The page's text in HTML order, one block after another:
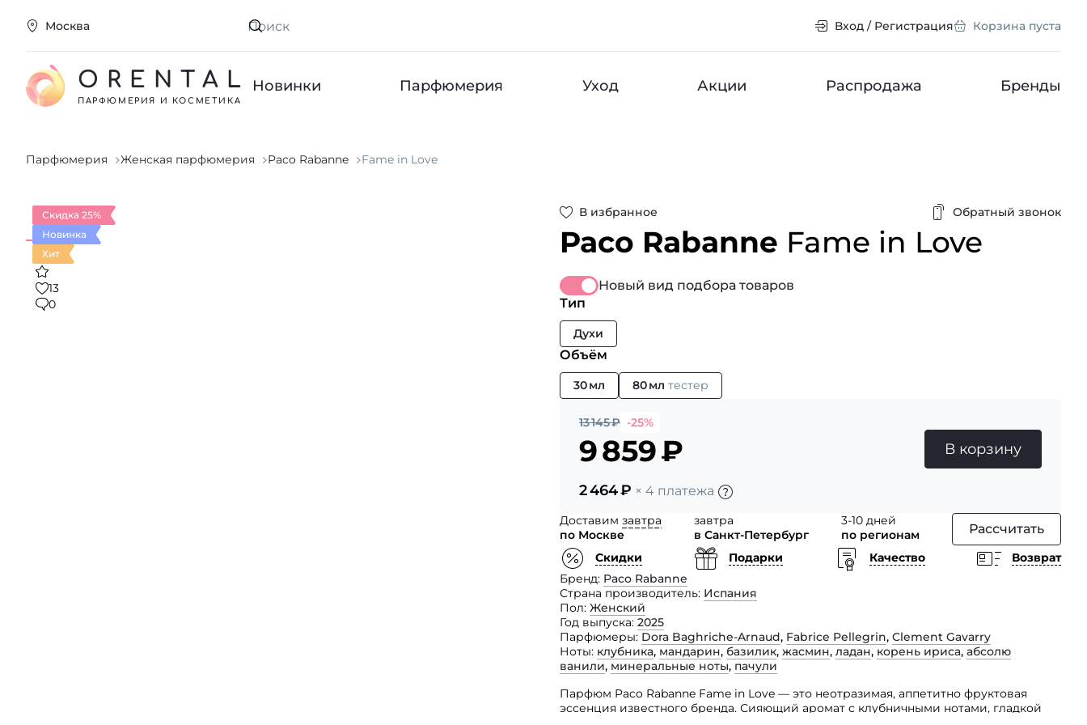
Москва Искать Вход / Регистрация Корзина пуста
ORENTAL
ПАРФЮМЕРИЯ И КОСМЕТИКА
Новинки Парфюмерия Уход Акции Распродажа Бренды
Парфюмерия Женская парфюмерия Paco Rabanne Fame in Love
В избранное Обратный звонок
Paco Rabanne Fame in Love
Скидка 25%
Новинка
Хит
13
0
Новый вид подбора товаров
Тип
Духи
Объём
30 мл 80 мл тестер
13 145₽ -25%
9 859₽
2 464₽ × 4 платежа
В корзину
Доставим завтра
по Москве
завтра
в Санкт-Петербург
3-10 дней
по регионам
Рассчитать
Скидки Подарки Качество
Возврат
Бренд Paco Rabanne
Страна производитель Испания
Пол Женский
Год выпуска 2025
Парфюмеры Dora Baghriche-Arnaud, Fabrice Pellegrin, Clement Gavarry
Ноты клубника, мандарин, базилик, жасмин, ладан, корень ириса, абсолю
ванили, минеральные ноты, пачули
Парфюм Paco Rabanne Fame in Love — это неотразимая, аппетитно фруктовая
эссенция известного бренда. Сияющий аромат с клубничными нотами, гладкой